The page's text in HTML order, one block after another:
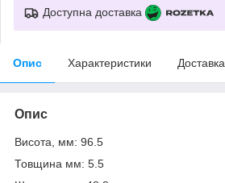
Доступна доставка
Опис Характеристики Доставка
Опис
Висота, мм: 96.5
Товщина мм: 5.5